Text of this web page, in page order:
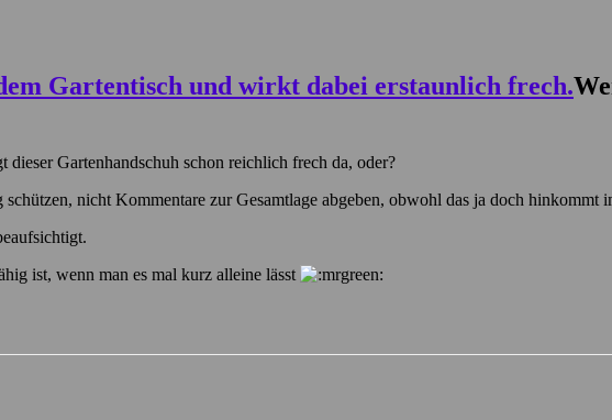
Gartenhandschuh schon reichlich frech da, oder?
nicht Kommentare zur Gesamtlage abgeben, obwohl das ja doch hinkommt
ist, wenn man es mal kurz alleine lässt